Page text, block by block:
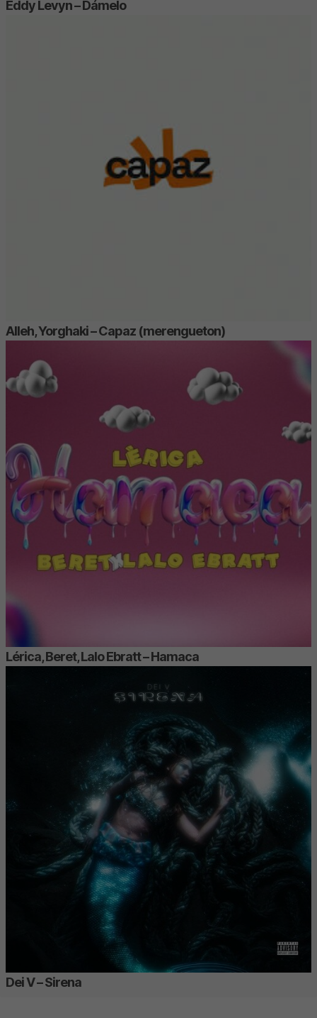
Eddy Levyn – Dámelo
Alleh, Yorghaki – Capaz (merengueton)
Lérica, Beret, Lalo Ebratt – Hamaca
Dei V – Sirena